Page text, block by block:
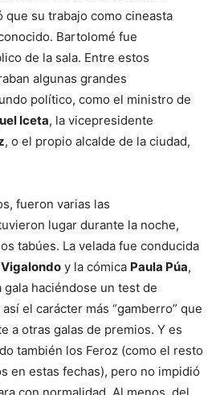
su trabajo como cineasta
Bartolomé fue
de la sala. Entre estos
algunas grandes
político, como el ministro de
Iceta, la vicepresidente
, o el propio alcalde de la ciudad,
fueron varias las
lugar durante la noche,
tabúes. La velada fue conducida
y la cómica Paula Púa,
haciéndose un test de
el carácter más “gamberro” que
a otras galas de premios. Y es
también los Feroz (como el resto
en estas fechas), pero no impidió